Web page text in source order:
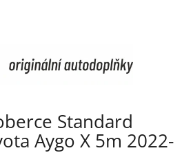
Standard
Aygo X 5m 2022-